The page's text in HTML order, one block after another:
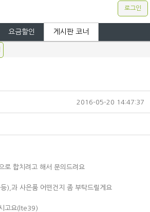
로그인
요금할인 게시판 코너
2016-05-20 14:47:37
로 합치려고 해서 문의드려요
),과 사은품 어떤건지 좀 부탁드릴게요
고요(lte39)